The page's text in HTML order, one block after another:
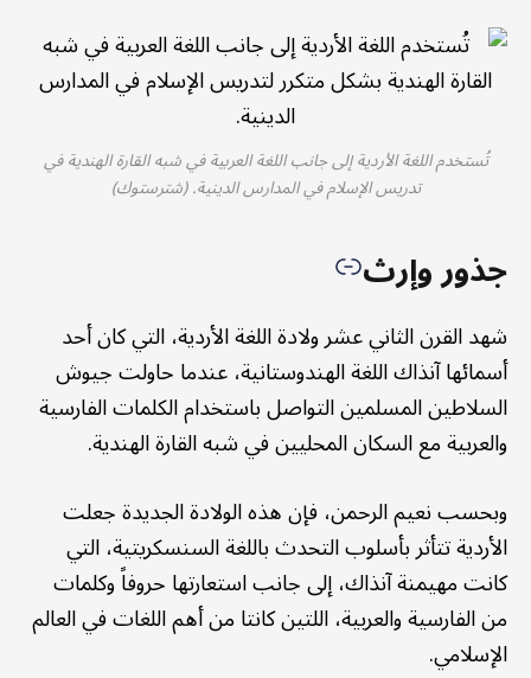
تُستخدم اللغة الأردية إلى جانب اللغة العربية في شبه القارة الهندية في
تدريس الإسلام في المدارس الدينية. (شترستوك)
جذور وإرث
شهد القرن الثاني عشر ولادة اللغة الأردية، التي كان أحد
أسمائها آنذاك اللغة الهندوستانية، عندما حاولت جيوش
السلاطين المسلمين التواصل باستخدام الكلمات الفارسية
والعربية مع السكان المحليين في شبه القارة الهندية.
وبحسب نعيم الرحمن، فإن هذه الولادة الجديدة جعلت
الأردية تتأثر بأسلوب التحدث باللغة السنسكريتية، التي
كانت مهيمنة آنذاك، إلى جانب استعارتها حروفاً وكلمات
من الفارسية والعربية، اللتين كانتا من أهم اللغات في العالم
الإسلامي.